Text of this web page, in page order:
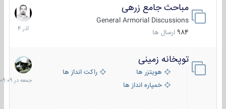
مباحث جامع زرهی
General Armorial Discussions
984 ارسال ها
7
آذر
1404
توپخانه زمینی
هویتزر ها
راکت انداز ها
خمپاره انداز ها
جمعه
در
09:09